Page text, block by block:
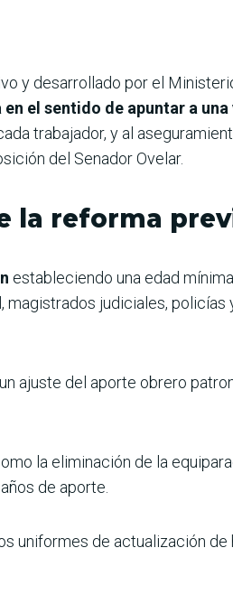
y desarrollado por el
el sentido de apuntar a
trabajador, y al
del Senador Ovelar.
la reforma
estableciendo una edad
judiciales,
ajuste del aporte obrero
la eliminación de la
de aporte.
uniformes de actualización